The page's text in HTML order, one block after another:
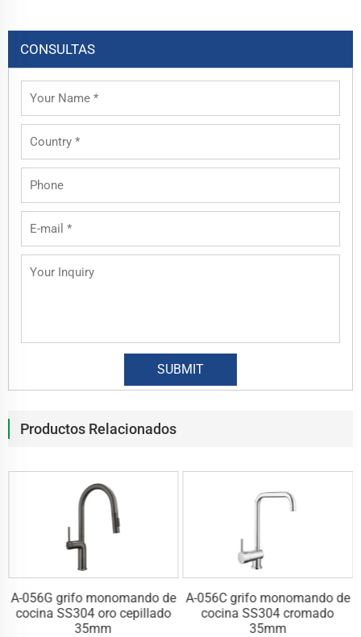
CONSULTAS
Productos Relacionados
A-056G grifo monomando de
cocina SS304 oro cepillado
35mm
A-056C grifo monomando de
cocina SS304 cromado
35mm